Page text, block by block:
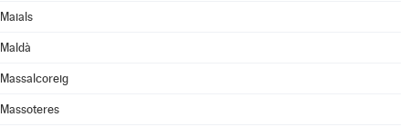
Maials
Maldà
Massalcoreig
Massoteres